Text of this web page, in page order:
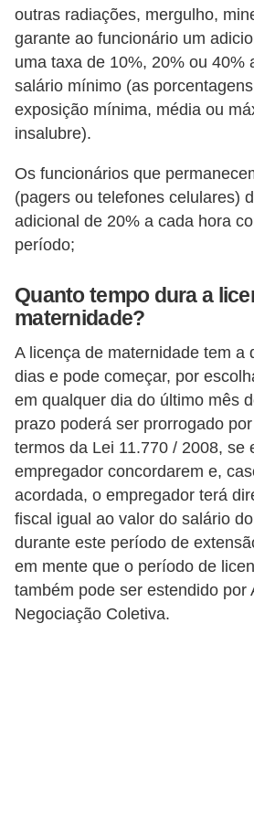
outras radiações, mergulho,
garante ao funcionário um
uma taxa de 10%, 20% ou 40%
salário mínimo (as
exposição mínima, média ou
insalubre).
Os funcionários que
(pagers ou telefones celulares)
adicional de 20% a cada hora
período;
Quanto tempo dura a
maternidade?
A licença de maternidade tem a
dias e pode começar, por
em qualquer dia do último mês
prazo poderá ser prorrogado
termos da Lei 11.770 / 2008, se
empregador concordarem e,
acordada, o empregador terá
fiscal igual ao valor do salário
durante este período de
em mente que o período de
também pode ser estendido por
Negociação Coletiva.
!
F
G
T
e
g
s
l
a
ç
ã
o
r
a
b
a
l
h